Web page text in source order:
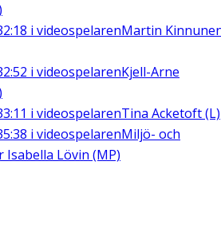
i videospelarenMartin
i videospelarenKjell-Arne
i videospelarenTina Acketoft (L)
i videospelarenMiljö- och
Lövin (MP)